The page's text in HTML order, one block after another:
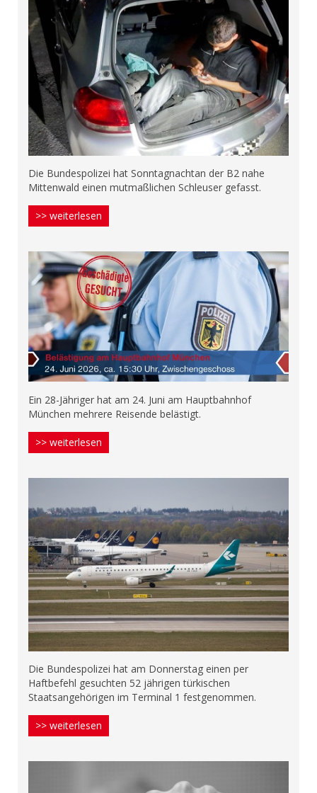
Die Bundespolizei hat Sonntagnachtan der B2 nahe
Mittenwald einen mutmaßlichen Schleuser gefasst.
>> weiterlesen
Ein 28-Jähriger hat am 24. Juni am Hauptbahnhof
München mehrere Reisende belästigt.
>> weiterlesen
Die Bundespolizei hat am Donnerstag einen per
Haftbefehl gesuchten 52 jährigen türkischen
Staatsangehörigen im Terminal 1 festgenommen.
>> weiterlesen